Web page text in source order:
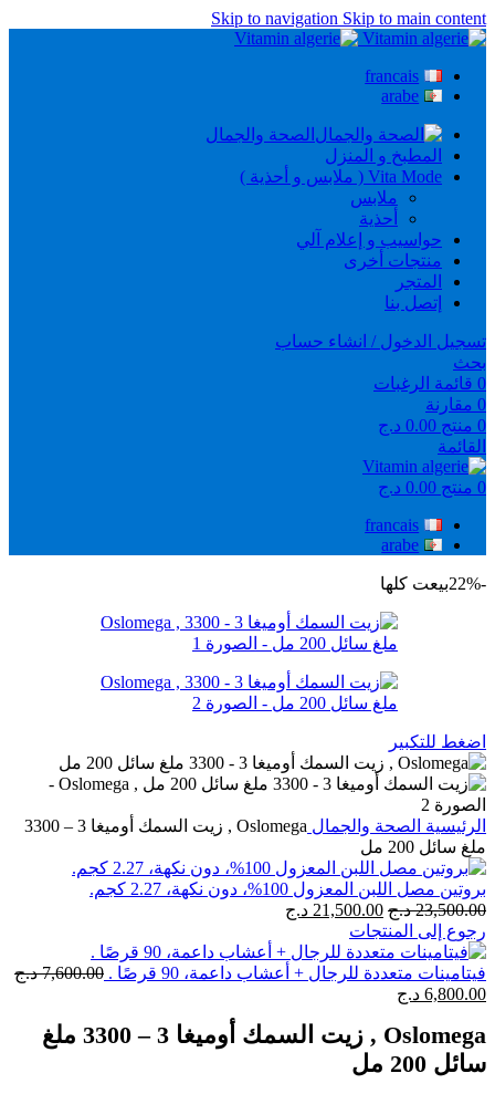
Skip to navigation Skip to main content
francais
arabe
الصحة والجمال
المطبخ و المنزل
Vita Mode ( ملابس و أحذية )
ملابس
أحذية
حواسيب و إعلام آلي
منتجات أخرى
المتجر
إتصل بنا
تسجيل الدخول / انشاء حساب
بحث
0 قائمة الرغبات
0 مقارنة
0 منتج 0.00 د.ج
القائمة
0 منتج 0.00 د.ج
francais
arabe
-22% بيعت كلها
اضغط للتكبير
الرئيسية الصحة والجمال
Oslomega , زيت السمك أوميغا 3 – 3300
ملغ سائل 200 مل
بروتين مصل اللبن المعزول 100%، دون نكهة، 2.27 كجم.
23,500.00 د.ج السعر
الأصلي
هو:
23,500.00 د.ج.
21,500.00 د.ج
هو:
21,500.00 د.ج.
رجوع إلى المنتجات
فيتامينات متعددة للرجال + أعشاب داعمة، 90 قرصًا . 7,600.00 د.ج
السعر
هو:
7,600.00 د.ج.
6,800.00 د.ج
هو:
6,800.00 د.ج.
Oslomega , زيت السمك أوميغا 3 – 3300 ملغ
سائل 200 مل